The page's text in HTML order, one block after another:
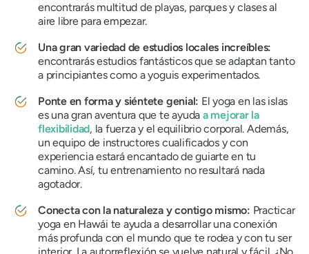
encontrarás multitud de playas, parques y clases al
aire libre para empezar.
Una gran variedad de estudios locales increíbles:
encontrarás estudios fantásticos que se adaptan tanto
a principiantes como a yoguis experimentados.
Ponte en forma y siéntete genial: El yoga en las islas
es una gran aventura que te ayuda a mejorar la
flexibilidad, la fuerza y ​​el equilibrio corporal. Además,
un equipo de instructores cualificados y con
experiencia estará encantado de guiarte en tu
camino. Así, tu entrenamiento no resultará nada
agotador.
Conecta con la naturaleza y contigo mismo: Practicar
yoga en Hawái te ayuda a desarrollar una conexión
más profunda con el mundo que te rodea y con tu ser